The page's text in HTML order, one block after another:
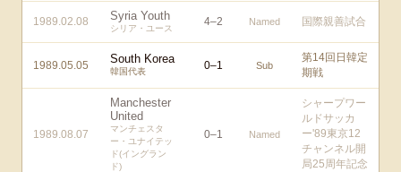
1989.02.08 Syria Youth
シリア・ユース
4–2 Named 国際親善試合
1989.05.05 South Korea
韓国代表 0–1 Sub
第14回日韓定
期戦
1989.08.07
Manchester
United
マンチェスタ
ー・ユナイテッ
ド(イングラン
ド)
0–1 Named
シャープワー
ルドサッカ
ー'89東京12
チャンネル開
局25周年記念